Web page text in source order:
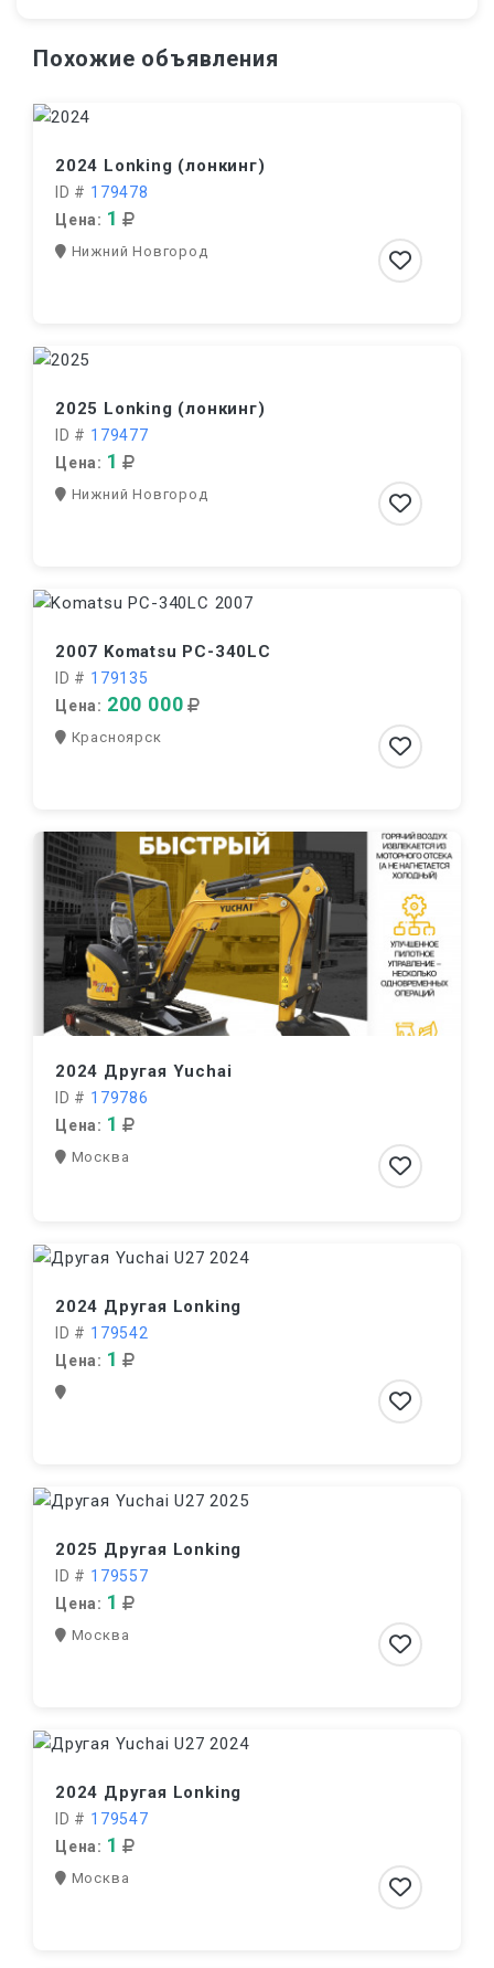
Похожие объявления
2024 Lonking (лонкинг)
ID # 179478
Цена: 1
Нижний Новгород
2025 Lonking (лонкинг)
ID # 179477
Цена: 1
Нижний Новгород
2007 Komatsu PC-340LC
ID # 179135
Цена: 200 000
Красноярск
2024 Другая Yuchai
ID # 179786
Цена: 1
Москва
2024 Другая Lonking
ID # 179542
Цена: 1
2025 Другая Lonking
ID # 179557
Цена: 1
Москва
2024 Другая Lonking
ID # 179547
Цена: 1
Москва